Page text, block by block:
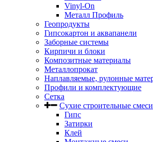
Vinyl-On
Металл Профиль
Геопродукты
Гипсокартон и аквапанели
Заборные системы
Кирпичи и блоки
Композитные материалы
Металлопрокат
Наплавляемые, рулонные
Профили и комплектующие
Сетка
Сухие строительные смеси
Гипс
Затирки
Клей